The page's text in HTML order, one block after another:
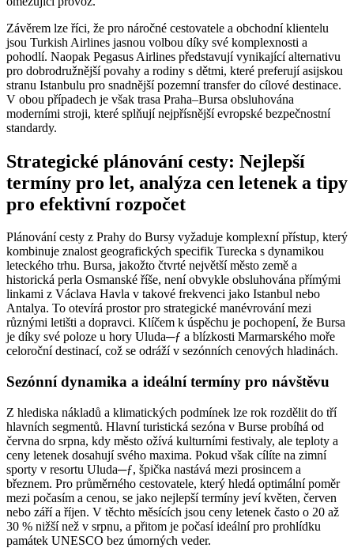
Závěrem lze říci, že pro náročné cestovatele a obchodní klientelu
jsou Turkish Airlines jasnou volbou díky své komplexnosti a
pohodlí. Naopak Pegasus Airlines představují vynikající alternativu
pro dobrodružnější povahy a rodiny s dětmi, které preferují asijskou
stranu Istanbulu pro snadnější pozemní transfer do cílové destinace.
V obou případech je však trasa Praha–Bursa obsluhována
moderními stroji, které splňují nejpřísnější evropské bezpečnostní
standardy.
Strategické plánování cesty: Nejlepší
termíny pro let, analýza cen letenek a tipy
pro efektivní rozpočet
Plánování cesty z Prahy do Bursy vyžaduje komplexní přístup, který
kombinuje znalost geografických specifik Turecka s dynamikou
leteckého trhu. Bursa, jakožto čtvrté největší město země a
historická perla Osmanské říše, není obvykle obsluhována přímými
linkami z Václava Havla v takové frekvenci jako Istanbul nebo
Antalya. To otevírá prostor pro strategické manévrování mezi
různými letišti a dopravci. Klíčem k úspěchu je pochopení, že Bursa
je díky své poloze u hory Uluda─ƒ a blízkosti Marmarského moře
celoroční destinací, což se odráží v sezónních cenových hladinách.
Sezónní dynamika a ideální termíny pro návštěvu
Z hlediska nákladů a klimatických podmínek lze rok rozdělit do tří
hlavních segmentů. Hlavní turistická sezóna v Burse probíhá od
června do srpna, kdy město ožívá kulturními festivaly, ale teploty a
ceny letenek dosahují svého maxima. Pokud však cílíte na zimní
sporty v resortu Uluda─ƒ, špička nastává mezi prosincem a
březnem. Pro průměrného cestovatele, který hledá optimální poměr
mezi počasím a cenou, se jako nejlepší termíny jeví květen, červen
nebo září a říjen. V těchto měsících jsou ceny letenek často o 20 až
30 % nižší než v srpnu, a přitom je počasí ideální pro prohlídku
památek UNESCO bez úmorných veder.